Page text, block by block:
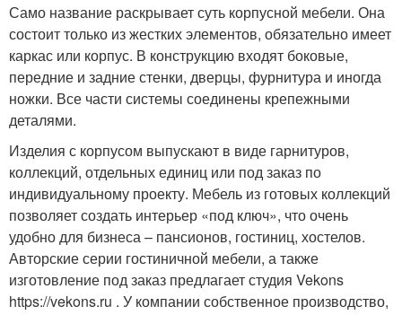
Само название раскрывает суть корпусной мебели. Она
состоит только из жестких элементов, обязательно имеет
каркас или корпус. В конструкцию входят боковые,
передние и задние стенки, дверцы, фурнитура и иногда
ножки. Все части системы соединены крепежными
деталями.
Изделия с корпусом выпускают в виде гарнитуров,
коллекций, отдельных единиц или под заказ по
индивидуальному проекту. Мебель из готовых коллекций
позволяет создать интерьер «под ключ», что очень
удобно для бизнеса – пансионов, гостиниц, хостелов.
Авторские серии гостиничной мебели, а также
изготовление под заказ предлагает студия Vekons
https://vekons.ru . У компании собственное производство,